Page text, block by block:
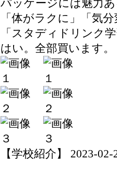
パッケージには魅力
「体がラクに」「気
「スタディドリンク
はい。全部買います。
【学校紹介】 2023-